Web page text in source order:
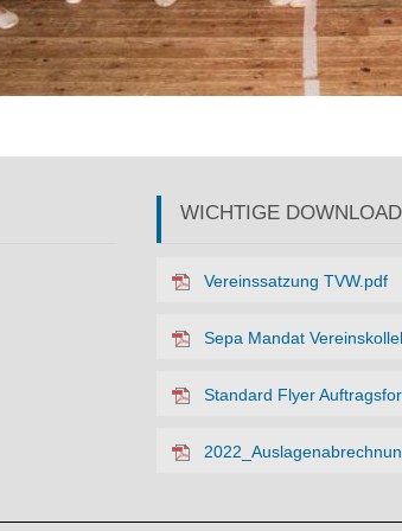
WICHTIGE
Vereinssatzung TVW.pdf
Sepa Mandat
Standard Flyer